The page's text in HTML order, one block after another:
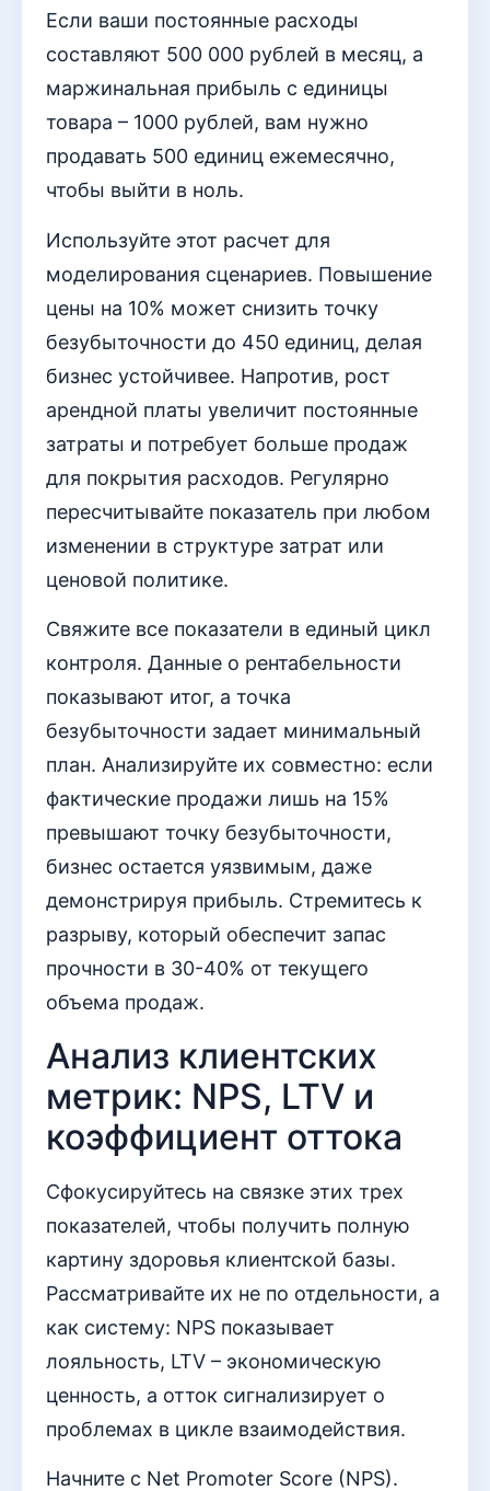
Если ваши постоянные расходы
составляют 500 000 рублей в месяц, а
маржинальная прибыль с единицы
товара – 1000 рублей, вам нужно
продавать 500 единиц ежемесячно,
чтобы выйти в ноль.
Используйте этот расчет для
моделирования сценариев. Повышение
цены на 10% может снизить точку
безубыточности до 450 единиц, делая
бизнес устойчивее. Напротив, рост
арендной платы увеличит постоянные
затраты и потребует больше продаж
для покрытия расходов. Регулярно
пересчитывайте показатель при любом
изменении в структуре затрат или
ценовой политике.
Свяжите все показатели в единый цикл
контроля. Данные о рентабельности
показывают итог, а точка
безубыточности задает минимальный
план. Анализируйте их совместно: если
фактические продажи лишь на 15%
превышают точку безубыточности,
бизнес остается уязвимым, даже
демонстрируя прибыль. Стремитесь к
разрыву, который обеспечит запас
прочности в 30-40% от текущего
объема продаж.
Анализ клиентских
метрик: NPS, LTV и
коэффициент оттока
Сфокусируйтесь на связке этих трех
показателей, чтобы получить полную
картину здоровья клиентской базы.
Рассматривайте их не по отдельности, а
как систему: NPS показывает
лояльность, LTV – экономическую
ценность, а отток сигнализирует о
проблемах в цикле взаимодействия.
Начните с Net Promoter Score (NPS).